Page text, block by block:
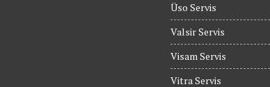
Üso Servis
Valsir Servis
Visam Servis
Vitra Servis